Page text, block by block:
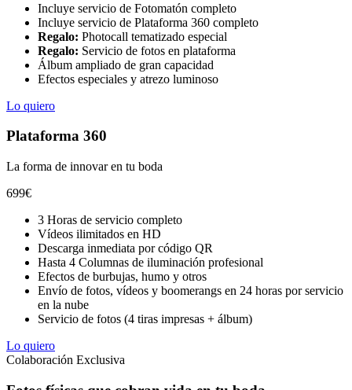
Incluye servicio de Fotomatón completo
Incluye servicio de Plataforma 360 completo
Regalo: Photocall tematizado especial
Regalo: Servicio de fotos en plataforma
Álbum ampliado de gran capacidad
Efectos especiales y atrezo luminoso
Lo quiero
Plataforma 360
La forma de innovar en tu boda
699€
3 Horas de servicio completo
Vídeos ilimitados en HD
Descarga inmediata por código QR
Hasta 4 Columnas de iluminación profesional
Efectos de burbujas, humo y otros
Envío de fotos, vídeos y boomerangs en 24 horas por servicio
en la nube
Servicio de fotos (4 tiras impresas + álbum)
Lo quiero
Colaboración Exclusiva